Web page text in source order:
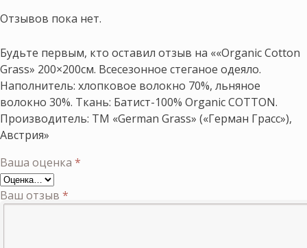
Отзывов пока нет.
Будьте первым, кто оставил отзыв на ««Organic Cotton
Grass» 200×200см. Всесезонное стеганое одеяло.
Наполнитель: хлопковое волокно 70%, льняное
волокно 30%. Ткань: Батист-100% Organic COTTON.
Производитель: ТМ «German Grass» («Герман Грасс»),
Австрия»
Ваша оценка *
Ваш отзыв *